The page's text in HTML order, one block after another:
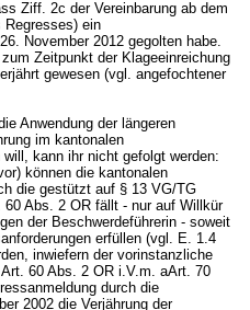
Ziff. 2c der Vereinbarung ab dem
Regresses) ein
November 2012 gegolten habe.
Zeitpunkt der Klageeinreichung
gewesen (vgl. angefochtener
Anwendung der längeren
im kantonalen
kann ihr nicht gefolgt werden:
können die kantonalen
die gestützt auf § 13 VG/TG
60 Abs. 2 OR fällt - nur auf Willkür
der Beschwerdeführerin - soweit
erfüllen (vgl. E. 1.4
inwiefern der vorinstanzliche
Art. 60 Abs. 2 OR i.V.m. aArt. 70
durch die
2002 die Verjährung der